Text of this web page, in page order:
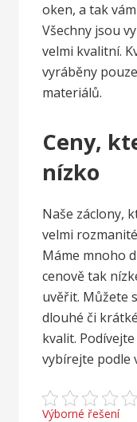
oken, a tak
Všechny jsou
velmi kvalitní.
vyráběny
materiálů.
Ceny,
nízko
Naše záclony,
velmi
Máme mnoho
cenově tak
uvěřit. Můžete
dlouhé či
kvalit.
vybírejte podle
Výborné řešení